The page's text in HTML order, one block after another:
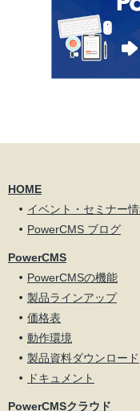
HOME
イベント・セミナー
PowerCMS ブログ
PowerCMS
PowerCMSの機能
製品ラインアップ
価格表
動作環境
製品資料ダウンロード
ドキュメント
PowerCMSクラウド